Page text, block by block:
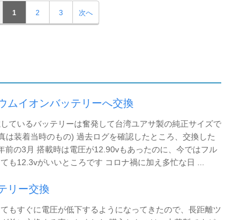
1 2 3 次へ
ムイオンバッテリーへ交換
ているバッテリーは奮発して台湾ユアサ製の純正サイズで
は装着当時のもの) 過去ログを確認したところ、交換した
前の3月 搭載時は電圧が12.90vもあったのに、今ではフル
も12.3vがいいところです コロナ禍に加え多忙な日 ...
リー交換
もすぐに電圧が低下するようになってきたので、長距離ツ